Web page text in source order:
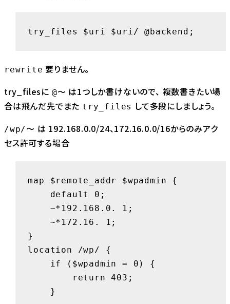
try_files $uri $uri/ @backend;
rewrite 要りません。
try_filesに @〜 は1つしか書けないので、 複数書きたい場
合は飛んだ先でまた try_files して多段にしましょう。
/wp/〜 は 192.168.0.0/24、172.16.0.0/16からのみアク
セス許可する場合
map $remote_addr $wpadmin {
}
location /wp/ {